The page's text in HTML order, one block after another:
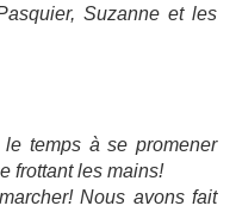
Suzanne et les
temps à se promener
frottant les mains!
Nous avons fait